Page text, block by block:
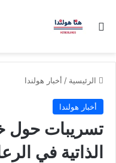
بحث عن
الرئيسية / أخبار هولندا
أخبار هولندا
تسريبات حول
الذاتية في